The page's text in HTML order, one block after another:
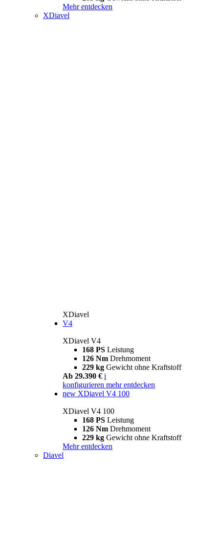
Mehr entdecken
XDiavel
XDiavel
V4
XDiavel V4
168 PS Leistung
126 Nm Drehmoment
229 kg Gewicht ohne Kraftstoff
Ab 29.390 € i
konfigurieren mehr entdecken
new XDiavel V4 100
XDiavel V4 100
168 PS Leistung
126 Nm Drehmoment
229 kg Gewicht ohne Kraftstoff
Mehr entdecken
Diavel